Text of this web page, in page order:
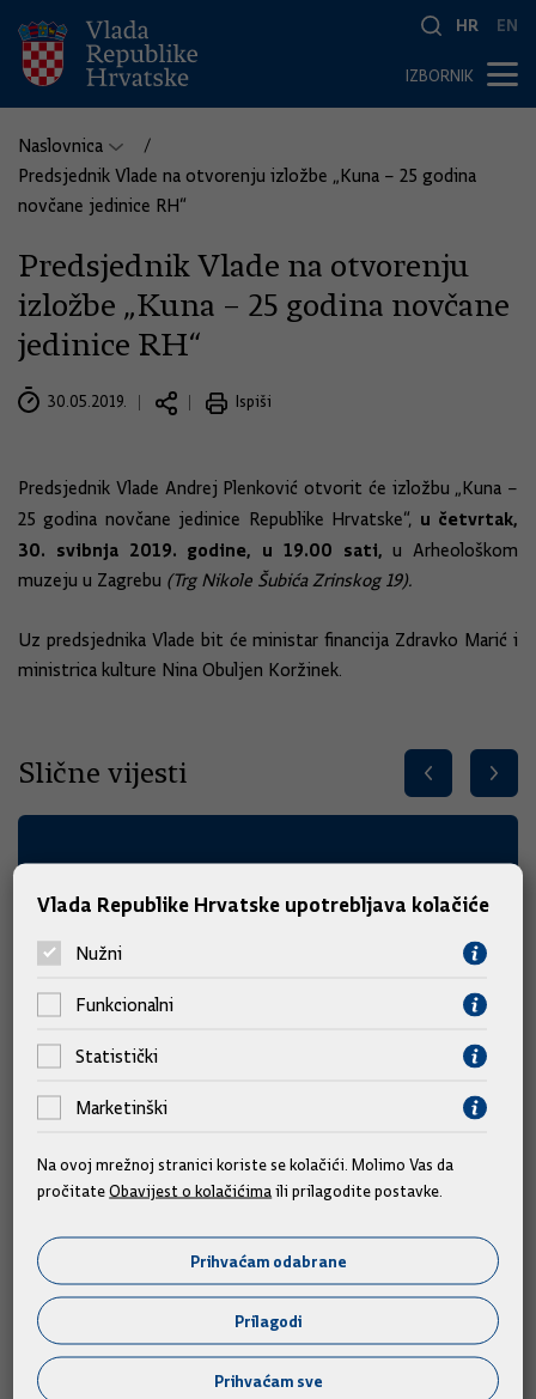
HR EN
IZBORNIK
Naslovnica
Predsjednik Vlade na otvorenju izložbe „Kuna – 25 godina
novčane jedinice RH“
Predsjednik Vlade na otvorenju
izložbe „Kuna – 25 godina novčane
jedinice RH“
30.05.2019. Ispiši
Predsjednik Vlade Andrej Plenković otvorit će izložbu „Kuna –
25 godina novčane jedinice Republike Hrvatske“, u četvrtak,
30. svibnja 2019. godine, u 19.00 sati, u Arheološkom
muzeju u Zagrebu (Trg Nikole Šubića Zrinskog 19).
Uz predsjednika Vlade bit će ministar financija Zdravko Marić i
ministrica kulture Nina Obuljen Koržinek.
Slične vijesti
Predsjednik i članovi Vlade na obilježavanju
obljetnice "Oluje"
Predsjednik Vlade Andrej Plenković i članovi Vlade
sudjelovat će na obilježavanju Dana pobjede i
domovinske zahvalnosti, Dana hrvatskih branitelja i 31.
obljetnice Vojno-redarstvene operacije "Oluja",
Vlada Republike Hrvatske upotrebljava kolačiće
Nužni
Funkcionalni
Statistički
Marketinški
Na ovoj mrežnoj stranici koriste se kolačići. Molimo Vas da
pročitateObavijest o kolačićima ili prilagodite postavke.
Prihvaćam odabrane
Prilagodi
Prihvaćam sve